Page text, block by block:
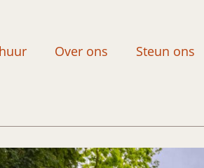
Over ons Steun ons